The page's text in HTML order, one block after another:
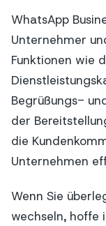
WhatsApp
Unternehmer
Funktionen wie
Begrüßungs-
der
die
Unternehmen
Wenn Sie
wechseln, hoffe